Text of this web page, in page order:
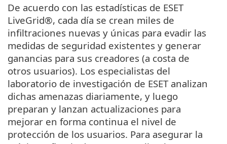
De acuerdo con las estadísticas de ESET
LiveGrid®, cada día se crean miles de
infiltraciones nuevas y únicas para evadir las
medidas de seguridad existentes y generar
ganancias para sus creadores (a costa de
otros usuarios). Los especialistas del
laboratorio de investigación de ESET analizan
dichas amenazas diariamente, y luego
preparan y lanzan actualizaciones para
mejorar en forma continua el nivel de
protección de los usuarios. Para asegurar la